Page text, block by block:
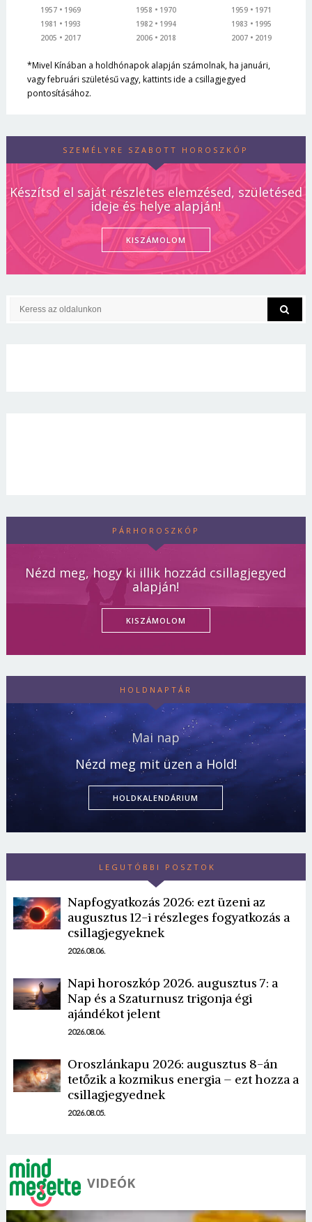
1957
1969
1981
1993
2005
2017
1958
1970
1982
1994
2006
2018
1959
1971
1983
1995
2007
2019
*Mivel Kínában a holdhónapok alapján számolnak, ha januári,
vagy februári születésű vagy, kattints ide a csillagjegyed
pontosításához.
SZEMÉLYRE SZABOTT HOROSZKÓP
Készítsd el saját részletes elemzésed, születésed
ideje és helye alapján!
KISZÁMOLOM
PÁRHOROSZKÓP
Nézd meg, hogy ki illik hozzád csillagjegyed
alapján!
KISZÁMOLOM
HOLDNAPTÁR
Mai nap
Nézd meg mit üzen a Hold!
HOLDKALENDÁRIUM
LEGUTÓBBI POSZTOK
Napfogyatkozás 2026: ezt üzeni az
augusztus 12-i részleges fogyatkozás a
csillagjegyeknek
2026.08.06.
Napi horoszkóp 2026. augusztus 7: a
Nap és a Szaturnusz trigonja égi
ajándékot jelent
2026.08.06.
Oroszlánkapu 2026: augusztus 8-án
tetőzik a kozmikus energia – ezt hozza a
csillagjegyednek
2026.08.05.
VIDEÓK
Borsonline bejelentkezés
E-mail cím vagy felhasználónév
Mégse